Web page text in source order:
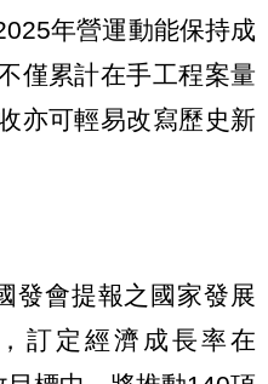
年營運動能保持成
僅累計在手工程案量
亦可輕易改寫歷史新
發會提報之國家發展
訂定經濟成長率在